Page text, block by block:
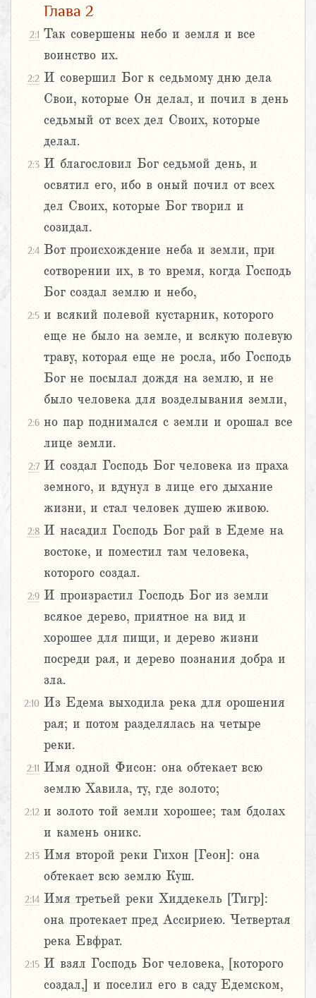
Глава 2
2:1 Так совершены небо и земля и все
воинство их.
2:2 И совершил Бог к седьмому дню дела
Свои, которые Он делал, и почил в день
седьмый от всех дел Своих, которые
делал.
2:3 И благословил Бог седьмой день, и
освятил его, ибо в оный почил от всех
дел Своих, которые Бог творил и
созидал.
2:4 Вот происхождение неба и земли, при
сотворении их, в то время, когда Господь
Бог создал землю и небо,
2:5 и всякий полевой кустарник, которого
еще не было на земле, и всякую полевую
траву, которая еще не росла, ибо Господь
Бог не посылал дождя на землю, и не
было человека для возделывания земли,
2:6 но пар поднимался с земли и орошал все
лице земли.
2:7 И создал Господь Бог человека из праха
земного, и вдунул в лице его дыхание
жизни, и стал человек душею живою.
2:8 И насадил Господь Бог рай в Едеме на
востоке, и поместил там человека,
которого создал.
2:9 И произрастил Господь Бог из земли
всякое дерево, приятное на вид и
хорошее для пищи, и дерево жизни
посреди рая, и дерево познания добра и
зла.
2:10 Из Едема выходила река для орошения
рая; и потом разделялась на четыре
реки.
2:11 Имя одной Фисон: она обтекает всю
землю Хавила, ту, где золото;
2:12 и золото той земли хорошее; там бдолах
и камень оникс.
2:13 Имя второй реки Гихон [Геон]: она
обтекает всю землю Куш.
2:14 Имя третьей реки Хиддекель [Тигр]:
она протекает пред Ассириею. Четвертая
река Евфрат.
2:15 И взял Господь Бог человека, [которого
создал,] и поселил его в саду Едемском,